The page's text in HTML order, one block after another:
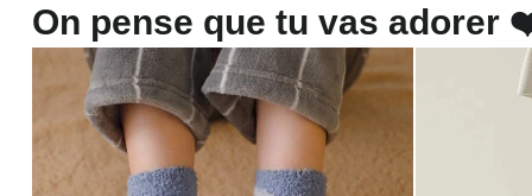
On pense que tu vas adorer